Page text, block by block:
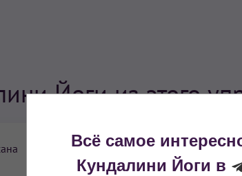
Йоги из этого
Всё самое
Кундалини Йоги в